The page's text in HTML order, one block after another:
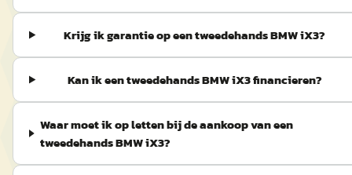
Krijg ik garantie op een tweedehands BMW iX3?
Kan ik een tweedehands BMW iX3 financieren?
Waar moet ik op letten bij de aankoop van een
tweedehands BMW iX3?